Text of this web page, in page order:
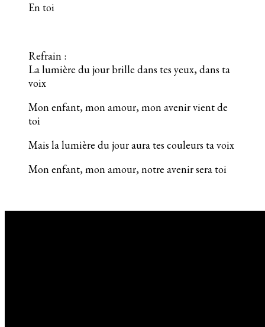
En toi
Refrain :
La lumière du jour brille dans tes yeux, dans ta
voix
Mon enfant, mon amour, mon avenir vient de
toi
Mais la lumière du jour aura tes couleurs ta voix
Mon enfant, mon amour, notre avenir sera toi